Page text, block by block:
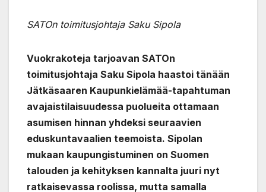
SATOn toimitusjohtaja Saku Sipola
Vuokrakoteja tarjoavan SATOn
toimitusjohtaja Saku Sipola haastoi tänään
Jätkäsaaren Kaupunkielämää-tapahtuman
avajaistilaisuudessa puolueita ottamaan
asumisen hinnan yhdeksi seuraavien
eduskuntavaalien teemoista. Sipolan
mukaan kaupungistuminen on Suomen
talouden ja kehityksen kannalta juuri nyt
ratkaisevassa roolissa, mutta samalla